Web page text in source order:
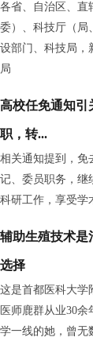
各省、自治区、直
委）、科技厅（局
设部门、科技局，
局
高校任免通知引
职，转...
相关通知提到，免
记、委员职务，继
科研工作，享受学
辅助生殖技术是
选择
这是首都医科大学
医师鹿群从业30
学一线的她，曾无